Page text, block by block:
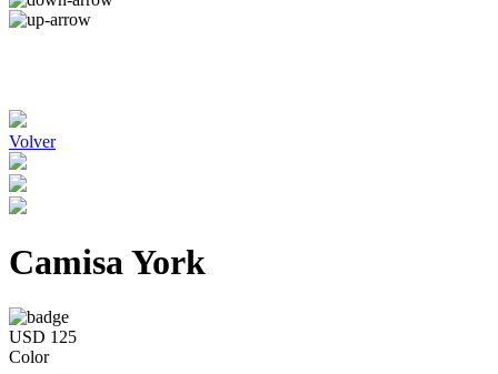
Volver
Camisa York
USD 125
Color